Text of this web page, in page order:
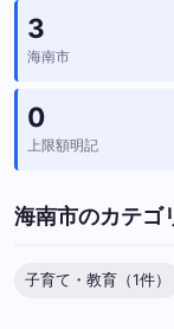
3
海南市
0
上限額明記
海南市のカテゴ
子育て・教育（1件）